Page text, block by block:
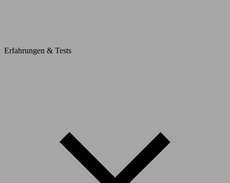
Erfahrungen & Tests